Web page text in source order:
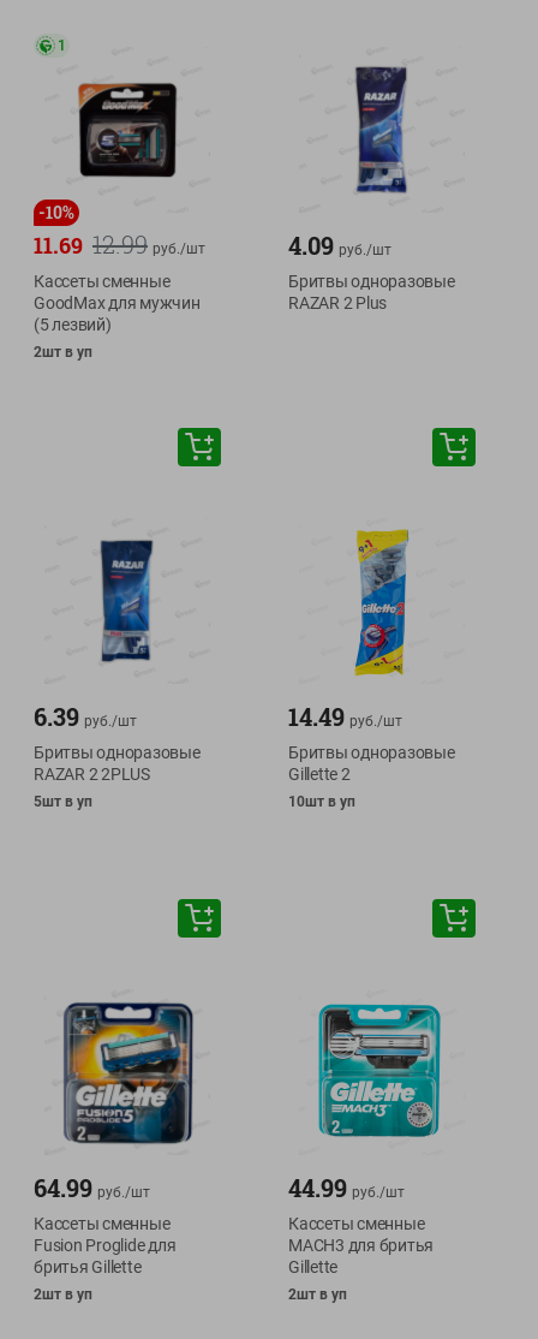
-10%
1
12.99
11.69 руб./шт
Кассеты сменные
GoodMax для мужчин
(5 лезвий)
2шт в уп
4.09 руб./шт
Бритвы одноразовые
RAZAR 2 Plus
6.39 руб./шт
Бритвы одноразовые
RAZAR 2 2PLUS
5шт в уп
14.49 руб./шт
Бритвы одноразовые
Gillette 2
10шт в уп
64.99 руб./шт
Кассеты сменные
Fusion Proglide для
бритья Gillette
2шт в уп
44.99 руб./шт
Кассеты сменные
MACH3 для бритья
Gillette
2шт в уп